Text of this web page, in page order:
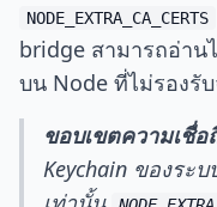
NODE_EXTRA_CA_CERTS
bridge สามารถอ่าน
บน Node ที่ไม่รองรั
ขอบเขตความเชื่อ
Keychain ของระ